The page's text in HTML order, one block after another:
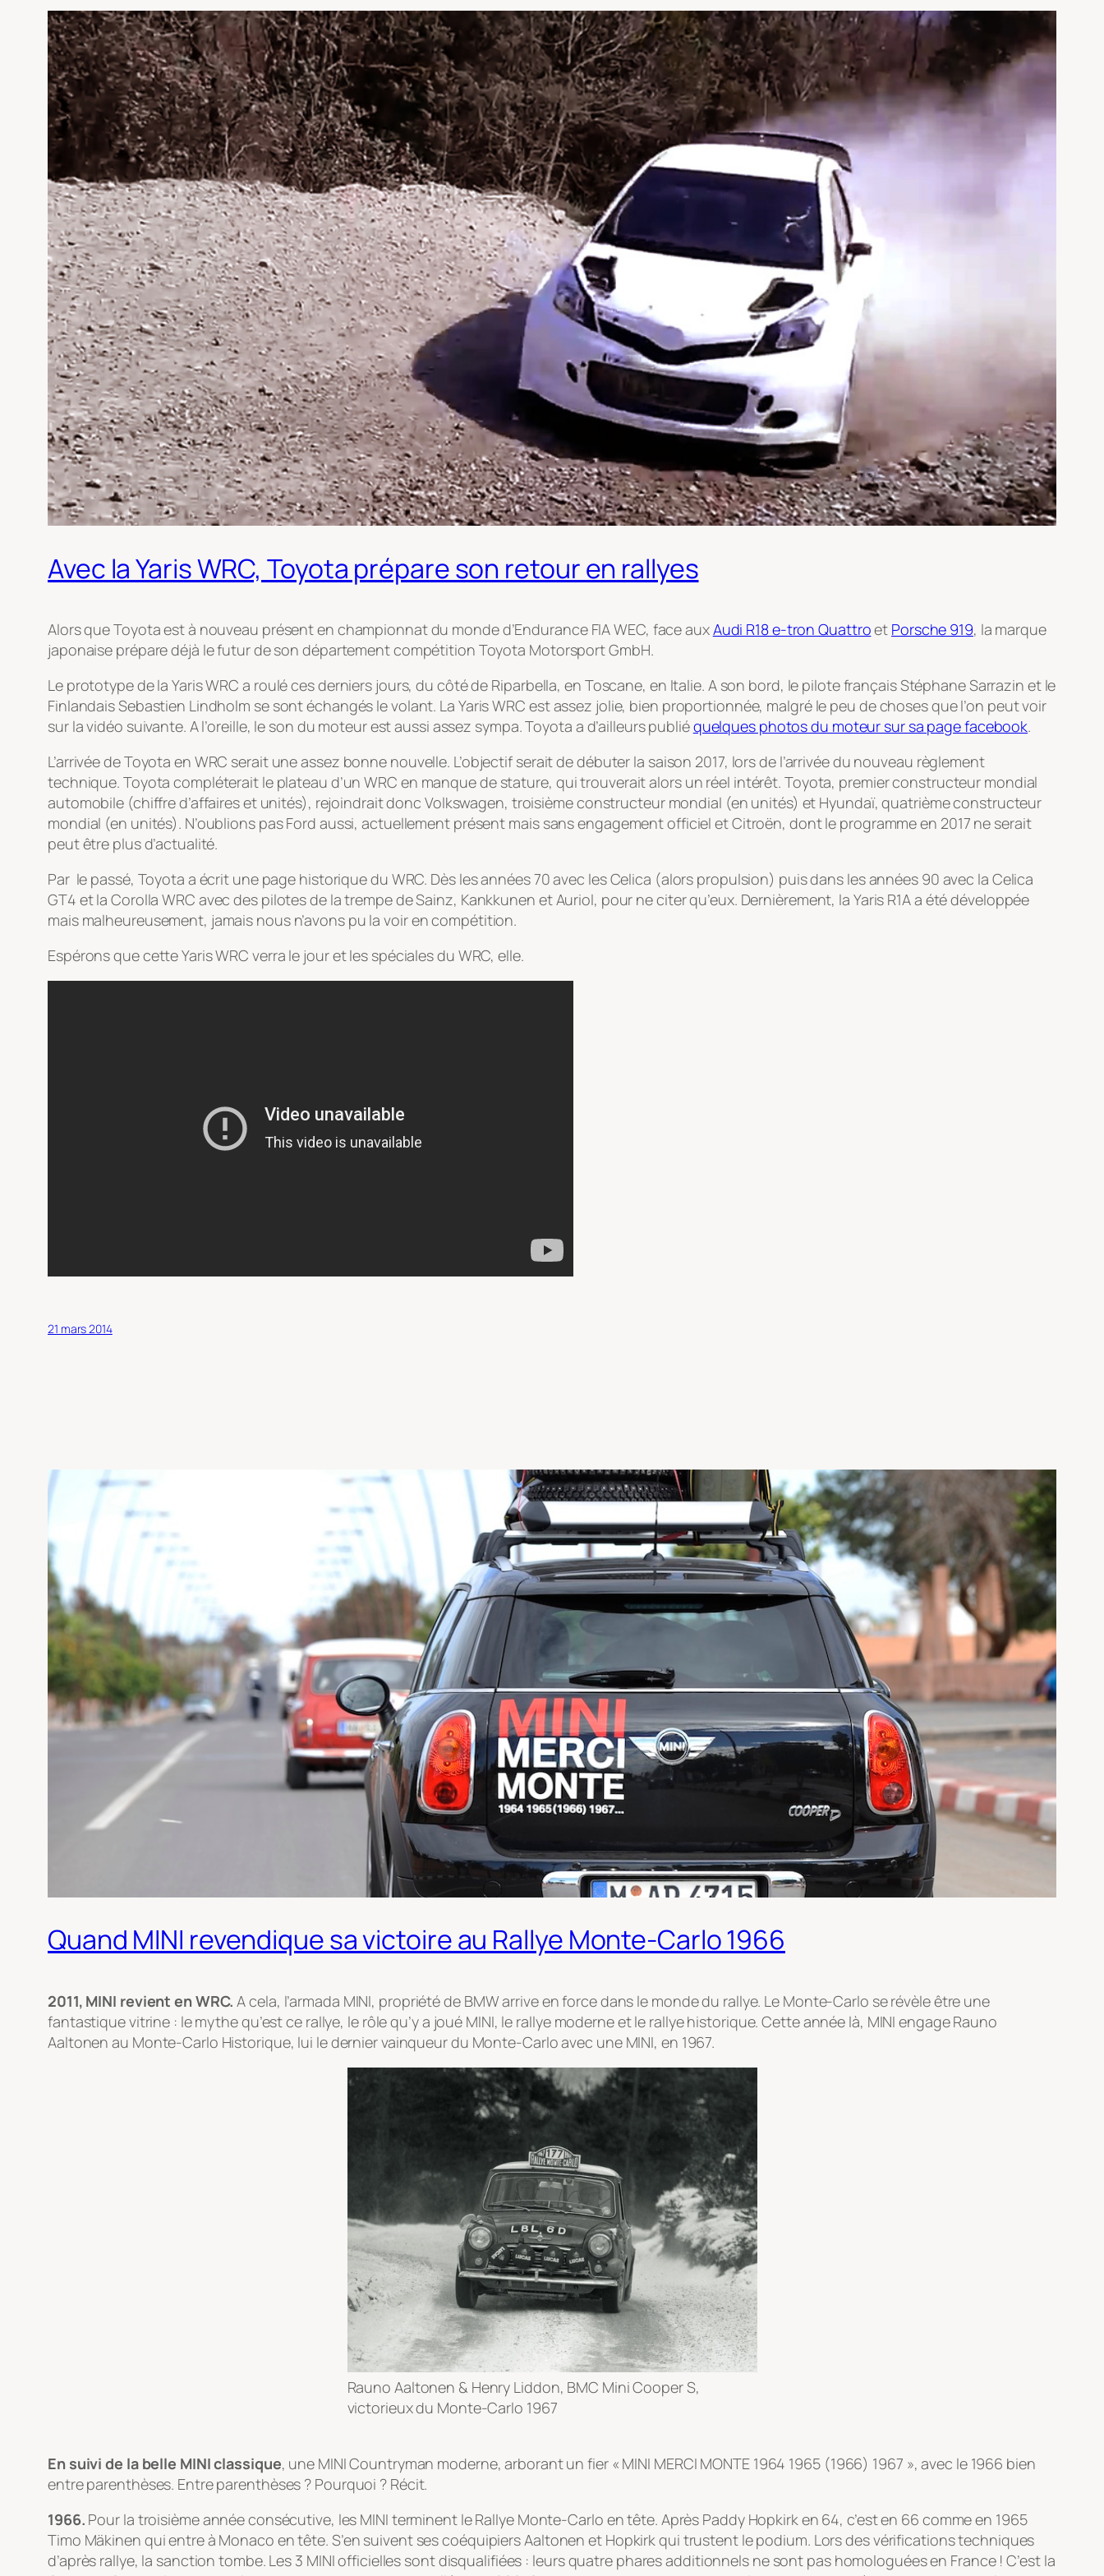
Avec la Yaris WRC, Toyota prépare son retour en rallyes
Alors que Toyota est à nouveau présent en championnat du monde d’Endurance FIA WEC, face auxAudi R18 e-tron Quattroet Porsche 919, la marque
japonaise prépare déjà le futur de son département compétition Toyota Motorsport GmbH.
Le prototype de la Yaris WRC a roulé ces derniers jours, du côté de Riparbella, en Toscane, en Italie. A son bord, le pilote français Stéphane Sarrazin et le
Finlandais Sebastien Lindholm se sont échangés le volant. La Yaris WRC est assez jolie, bien proportionnée, malgré le peu de choses que l’on peut voir
sur la vidéo suivante. A l’oreille, le son du moteur est aussi assez sympa. Toyota a d’ailleurs publiéquelques photos du moteur sur sa page facebook.
L’arrivée de Toyota en WRC serait une assez bonne nouvelle. L’objectif serait de débuter la saison 2017, lors de l’arrivée du nouveau règlement
technique. Toyota compléterait le plateau d’un WRC en manque de stature, qui trouverait alors un réel intérêt. Toyota, premier constructeur mondial
automobile (chiffre d’affaires et unités), rejoindrait donc Volkswagen, troisième constructeur mondial (en unités) et Hyundaï, quatrième constructeur
mondial (en unités). N’oublions pas Ford aussi, actuellement présent mais sans engagement officiel et Citroën, dont le programme en 2017 ne serait
peut être plus d’actualité.
Par le passé, Toyota a écrit une page historique du WRC. Dès les années 70 avec les Celica (alors propulsion) puis dans les années 90 avec la Celica
GT4 et la Corolla WRC avec des pilotes de la trempe de Sainz, Kankkunen et Auriol, pour ne citer qu’eux. Dernièrement, la Yaris R1A a été développée
mais malheureusement, jamais nous n’avons pu la voir en compétition.
Espérons que cette Yaris WRC verra le jour et les spéciales du WRC, elle.
21 mars 2014
Quand MINI revendique sa victoire au Rallye Monte-Carlo 1966
2011, MINI revient en WRC. A cela, l’armada MINI, propriété de BMW arrive en force dans le monde du rallye. Le Monte-Carlo se révèle être une
fantastique vitrine : le mythe qu’est ce rallye, le rôle qu’y a joué MINI, le rallye moderne et le rallye historique. Cette année là, MINI engage Rauno
Aaltonen au Monte-Carlo Historique, lui le dernier vainqueur du Monte-Carlo avec une MINI, en 1967.
Rauno Aaltonen & Henry Liddon, BMC Mini Cooper S,
victorieux du Monte-Carlo 1967
En suivi de la belle MINI classique, une MINI Countryman moderne, arborant un fier « MINI MERCI MONTE 1964 1965 (1966) 1967 », avec le 1966 bien
entre parenthèses. Entre parenthèses ? Pourquoi ? Récit.
1966. Pour la troisième année consécutive, les MINI terminent le Rallye Monte-Carlo en tête. Après Paddy Hopkirk en 64, c’est en 66 comme en 1965
Timo Mäkinen qui entre à Monaco en tête. S’en suivent ses coéquipiers Aaltonen et Hopkirk qui trustent le podium. Lors des vérifications techniques
d’après rallye, la sanction tombe. Les 3 MINI officielles sont disqualifiées : leurs quatre phares additionnels ne sont pas homologuées en France ! C’est la